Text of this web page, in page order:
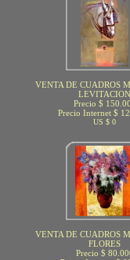
VENTA DE CUADROS
LEVITACION
Precio $
Precio Internet $
US $ 0
VENTA DE CUADROS
FLORES
Precio $